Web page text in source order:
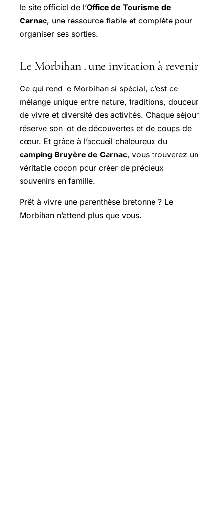
le site officiel de l’Office de Tourisme de
Carnac, une ressource fiable et complète pour
organiser ses sorties.
Le Morbihan : une invitation à revenir
Ce qui rend le Morbihan si spécial, c’est ce
mélange unique entre nature, traditions, douceur
de vivre et diversité des activités. Chaque séjour
réserve son lot de découvertes et de coups de
cœur. Et grâce à l’accueil chaleureux du
camping Bruyère de Carnac, vous trouverez un
véritable cocon pour créer de précieux
souvenirs en famille.
Prêt à vivre une parenthèse bretonne ? Le
Morbihan n’attend plus que vous.